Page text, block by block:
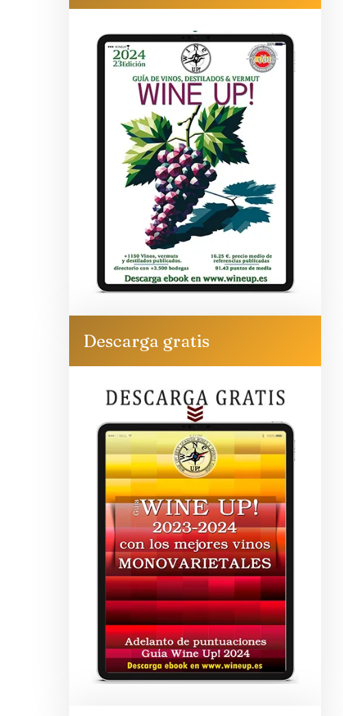
Descarga gratis